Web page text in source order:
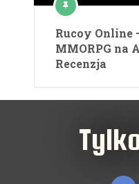
Rucoy Online
MMORPG na
Recenzja